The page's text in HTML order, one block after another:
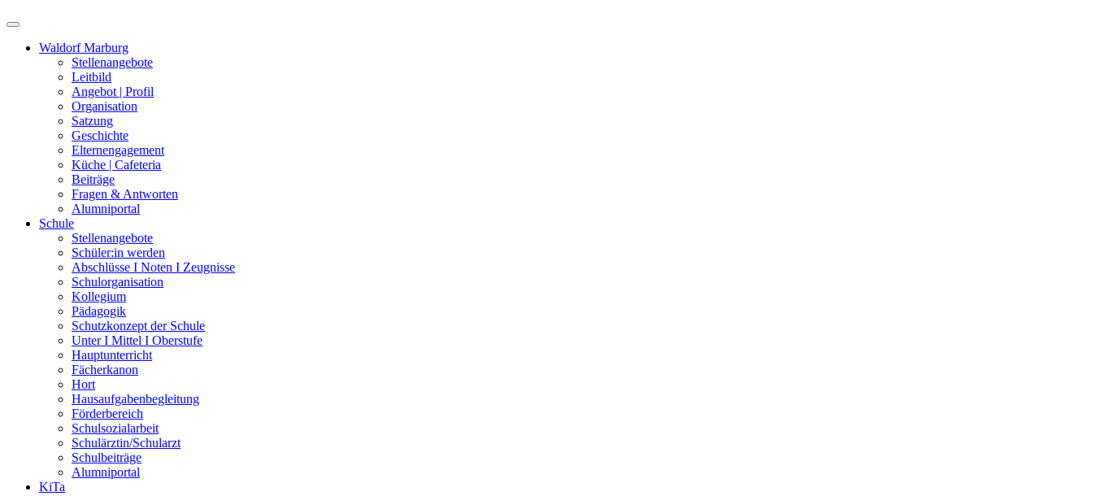
Waldorf Marburg
Stellenangebote
Leitbild
Angebot | Profil
Organisation
Satzung
Geschichte
Elternengagement
Küche | Cafeteria
Beiträge
Fragen & Antworten
Alumniportal
Schule
Stellenangebote
Schüler:in werden
Abschlüsse I Noten I Zeugnisse
Schulorganisation
Kollegium
Pädagogik
Schutzkonzept der Schule
Unter I Mittel I Oberstufe
Hauptunterricht
Fächerkanon
Hort
Hausaufgabenbegleitung
Förderbereich
Schulsozialarbeit
Schulärztin/Schularzt
Schulbeiträge
Alumniportal
KiTa